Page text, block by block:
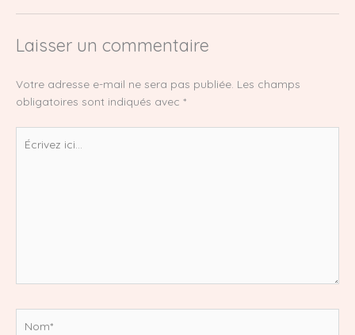
Laisser un commentaire
Votre adresse e-mail ne sera pas publiée. Les champs
obligatoires sont indiqués avec *
ici…